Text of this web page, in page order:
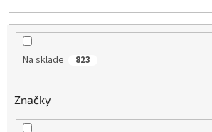
d
Na sklade 823
Značky